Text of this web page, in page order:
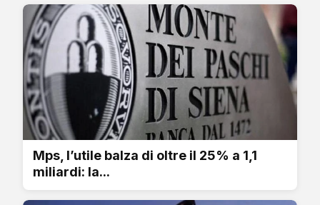
Mps, l’utile balza di oltre il 25% a 1,1
miliardi: la...